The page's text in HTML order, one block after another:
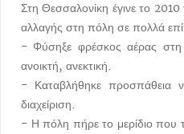
Στη Θεσσαλονίκη έγινε το 2010
αλλαγής στη πόλη σε πολλά
- Φύσηξε φρέσκος αέρας στη
ανοικτή, ανεκτική.
- Καταβλήθηκε προσπάθεια
διαχείριση.
- Η πόλη πήρε το μερίδιο που